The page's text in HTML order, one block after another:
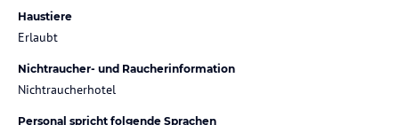
Haustiere
Erlaubt
Nichtraucher- und Raucherinformation
Nichtraucherhotel
Personal spricht folgende Sprachen